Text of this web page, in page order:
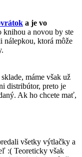
a je vo
knihou a novou by ste
nálepkou, ktorá môže
máme však už
distribútor, preto je
Ak ho chcete mať,
všetky výtlačky a
:( Teoreticky však